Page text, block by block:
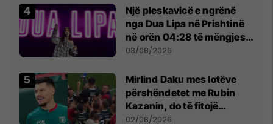
Një pleskavicë e ngrënë
nga Dua Lipa në Prishtinë
në orën 04:28 të mëngjesit
- dhe bota digjitale serbe
03/08/2026
Mirlind Daku mes lotëve
përshëndetet me Rubin
Kazanin, do të fitojë
miliona te Spartak Moska
02/08/2026